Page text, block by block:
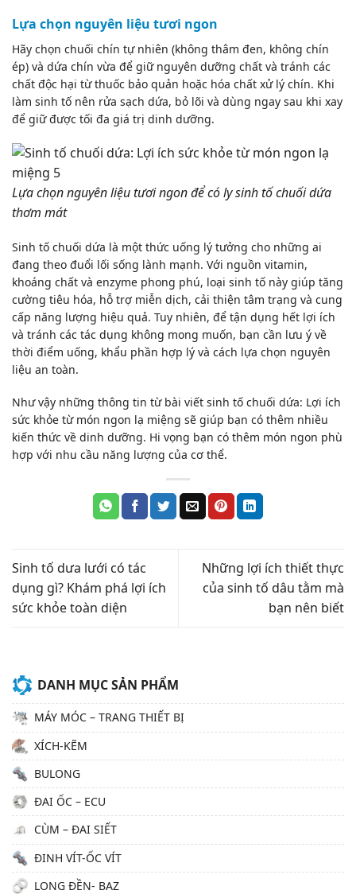
Lựa chọn nguyên liệu tươi ngon
Hãy chọn chuối chín tự nhiên (không thâm đen, không chín
ép) và dứa chín vừa để giữ nguyên dưỡng chất và tránh các
chất độc hại từ thuốc bảo quản hoặc hóa chất xử lý chín. Khi
làm sinh tố nên rửa sạch dứa, bỏ lõi và dùng ngay sau khi xay
để giữ được tối đa giá trị dinh dưỡng.
Lựa chọn nguyên liệu tươi ngon để có ly sinh tố chuối dứa
thơm mát
Sinh tố chuối dứa là một thức uống lý tưởng cho những ai
đang theo đuổi lối sống lành mạnh. Với nguồn vitamin,
khoáng chất và enzyme phong phú, loại sinh tố này giúp tăng
cường tiêu hóa, hỗ trợ miễn dịch, cải thiện tâm trạng và cung
cấp năng lượng hiệu quả. Tuy nhiên, để tận dụng hết lợi ích
và tránh các tác dụng không mong muốn, bạn cần lưu ý về
thời điểm uống, khẩu phần hợp lý và cách lựa chọn nguyên
liệu an toàn.
Như vậy những thông tin từ bài viết sinh tố chuối dứa: Lợi ích
sức khỏe từ món ngon lạ miệng sẽ giúp bạn có thêm nhiều
kiến thức về dinh dưỡng. Hi vọng bạn có thêm món ngon phù
hợp với nhu cầu năng lượng của cơ thể.
Sinh tố dưa lưới có tác
dụng gì? Khám phá lợi ích
sức khỏe toàn diện
Những lợi ích thiết thực
của sinh tố dâu tằm mà
bạn nên biết
DANH MỤC SẢN PHẨM
MÁY MÓC – TRANG THIẾT BỊ
XÍCH-KẼM
BULONG
ĐAI ỐC – ECU
CÙM – ĐAI SIẾT
ĐINH VÍT-ỐC VÍT
LONG ĐỀN- BAZ